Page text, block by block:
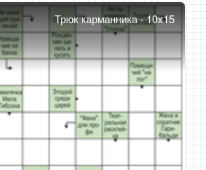
Трюк карманника - 10x15